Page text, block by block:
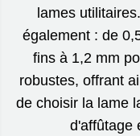
lames
également : de
fins à 1,2 mm
robustes, offrant
de choisir la lame
d'affûtage